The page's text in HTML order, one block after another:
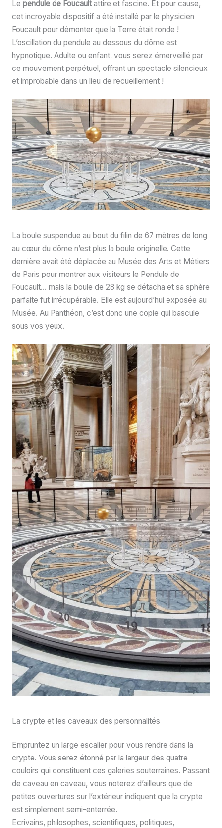
Le pendule de Foucaultattire et fascine. Et pour cause,
cet incroyable dispositif a été installé par le physicien
Foucault pour démonter que la Terre était ronde !
L’oscillation du pendule au dessous du dôme est
hypnotique. Adulte ou enfant, vous serez émerveillé par
ce mouvement perpétuel, offrant un spectacle silencieux
et improbable dans un lieu de recueillement !
La boule suspendue au bout du filin de 67 mètres de long
au cœur du dôme n’est plus la boule originelle. Cette
dernière avait été déplacée au Musée des Arts et Métiers
de Paris pour montrer aux visiteurs le Pendule de
Foucault… mais la boule de 28 kg se détacha et sa sphère
parfaite fut irrécupérable. Elle est aujourd’hui exposée au
Musée. Au Panthéon, c’est donc une copie qui bascule
sous vos yeux.
La crypte et les caveaux des personnalités
Empruntez un large escalier pour vous rendre dans la
crypte. Vous serez étonné par la largeur des quatre
couloirs qui constituent ces galeries souterraines. Passant
de caveau en caveau, vous noterez d’ailleurs que de
petites ouvertures sur l’extérieur indiquent que la crypte
est simplement semi-enterrée.
Ecrivains, philosophes, scientifiques, politiques,